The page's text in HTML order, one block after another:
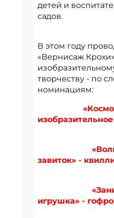
детей и
садов.
В этом году
«Вернисаж
творчеству - по
номинациям:
завиток» -
игрушка» -